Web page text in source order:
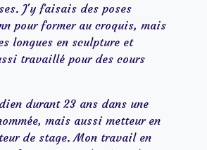
J'y faisais des poses
pour former au croquis, mais
longues en sculpture et
travaillé pour des cours
durant 23 ans dans une
mais aussi metteur en
de stage. Mon travail en